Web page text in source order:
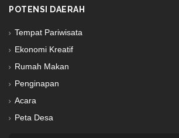
POTENSI DAERAH
Tempat Pariwisata
Ekonomi Kreatif
Rumah Makan
Penginapan
Acara
Peta Desa